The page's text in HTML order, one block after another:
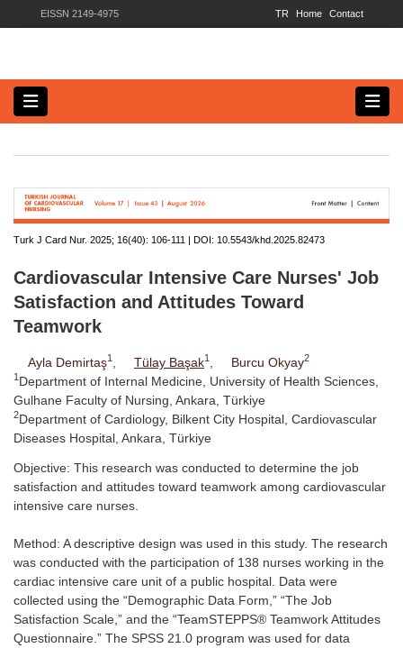
EISSN 2149-4975 Contact
Home
TR
Turk J Card Nur. 2025; 16(40): 106-111 | DOI: 10.5543/khd.2025.82473
Cardiovascular Intensive Care Nurses' Job
Satisfaction and Attitudes Toward
Teamwork
Ayla Demirtaş1 Tülay Başak1 Burcu Okyay2
1 Department of Internal Medicine, University of Health Sciences,
Gulhane Faculty of Nursing, Ankara, Türkiye
2Department of Cardiology, Bilkent City Hospital, Cardiovascular
Diseases Hospital, Ankara, Türkiye
Objective: This research was conducted to determine the job
satisfaction and attitudes toward teamwork among cardiovascular
intensive care nurses.
Method: A descriptive design was used in this study. The research
was conducted with the participation of 138 nurses working in the
cardiac intensive care unit of a public hospital. Data were
collected using the “Demographic Data Form,” “The Job
Satisfaction Scale,” and the “TeamSTEPPS® Teamwork Attitudes
Questionnaire.” The SPSS 21.0 program was used for data